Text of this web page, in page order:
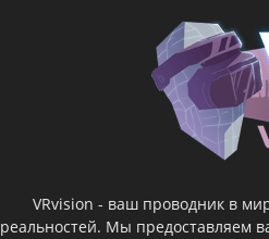
VRvision - ваш проводник в
реальностей. Мы предоставляем